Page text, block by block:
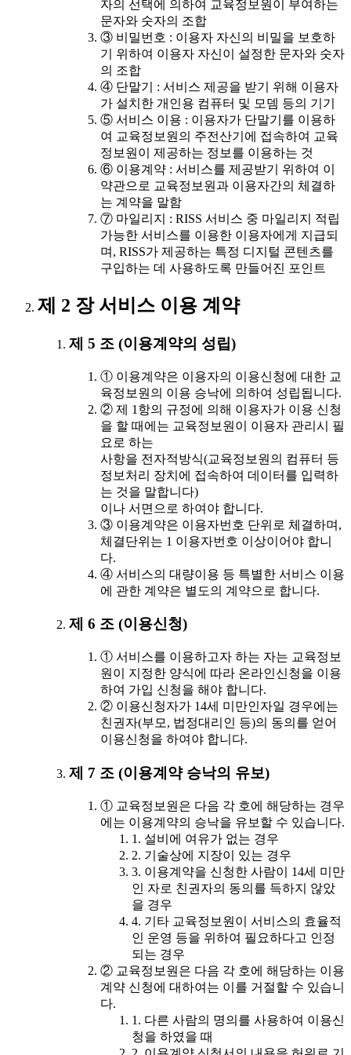
자의 선택에 의하여 교육정보원이 부여하는
문자와 숫자의 조합
③ 비밀번호 : 이용자 자신의 비밀을 보호하
기 위하여 이용자 자신이 설정한 문자와 숫자
의 조합
④ 단말기 : 서비스 제공을 받기 위해 이용자
가 설치한 개인용 컴퓨터 및 모뎀 등의 기기
⑤ 서비스 이용 : 이용자가 단말기를 이용하
여 교육정보원의 주전산기에 접속하여 교육
정보원이 제공하는 정보를 이용하는 것
⑥ 이용계약 : 서비스를 제공받기 위하여 이
약관으로 교육정보원과 이용자간의 체결하
는 계약을 말함
⑦ 마일리지 : RISS 서비스 중 마일리지 적립
가능한 서비스를 이용한 이용자에게 지급되
며, RISS가 제공하는 특정 디지털 콘텐츠를
구입하는 데 사용하도록 만들어진 포인트
제 2 장 서비스 이용 계약
제 5 조 (이용계약의 성립)
① 이용계약은 이용자의 이용신청에 대한 교
육정보원의 이용 승낙에 의하여 성립됩니다.
② 제 1항의 규정에 의해 이용자가 이용 신청
을 할 때에는 교육정보원이 이용자 관리시 필
요로 하는
사항을 전자적방식(교육정보원의 컴퓨터 등
정보처리 장치에 접속하여 데이터를 입력하
는 것을 말합니다)
이나 서면으로 하여야 합니다.
③ 이용계약은 이용자번호 단위로 체결하며,
체결단위는 1 이용자번호 이상이어야 합니
다.
④ 서비스의 대량이용 등 특별한 서비스 이용
에 관한 계약은 별도의 계약으로 합니다.
제 6 조 (이용신청)
① 서비스를 이용하고자 하는 자는 교육정보
원이 지정한 양식에 따라 온라인신청을 이용
하여 가입 신청을 해야 합니다.
② 이용신청자가 14세 미만인자일 경우에는
친권자(부모, 법정대리인 등)의 동의를 얻어
이용신청을 하여야 합니다.
제 7 조 (이용계약 승낙의 유보)
① 교육정보원은 다음 각 호에 해당하는 경우
에는 이용계약의 승낙을 유보할 수 있습니다.
1. 설비에 여유가 없는 경우
2. 기술상에 지장이 있는 경우
3. 이용계약을 신청한 사람이 14세 미만
인 자로 친권자의 동의를 득하지 않았
을 경우
4. 기타 교육정보원이 서비스의 효율적
인 운영 등을 위하여 필요하다고 인정
되는 경우
② 교육정보원은 다음 각 호에 해당하는 이용
계약 신청에 대하여는 이를 거절할 수 있습니
다.
1. 다른 사람의 명의를 사용하여 이용신
청을 하였을 때